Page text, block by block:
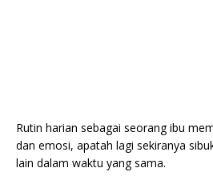
Rutin harian sebagai seorang ibu
dan emosi, apatah lagi sekiranya
lain dalam waktu yang sama.